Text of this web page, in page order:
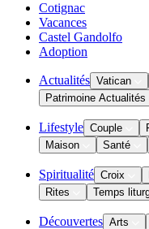
Cotignac
Vacances
Castel Gandolfo
Adoption
Actualités Vatican
Patrimoine Actualités
Lifestyle Couple
Maison
Santé
Spiritualité Croix
Rites
Temps
Découvertes Arts